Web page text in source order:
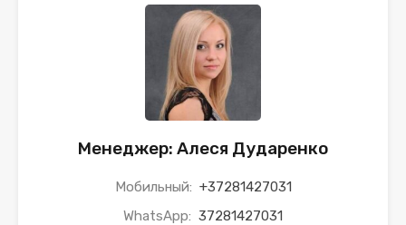
Менеджер: Алеся Дударенко
Мобильный: +37281427031
WhatsApp: 37281427031